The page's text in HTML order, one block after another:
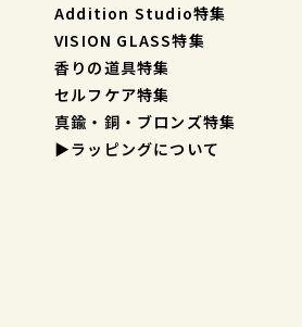
Addition Studio特集
VISION GLASS特集
香りの道具特集
セルフケア特集
真鍮・銅・ブロンズ特集
▶︎ラッピングについて